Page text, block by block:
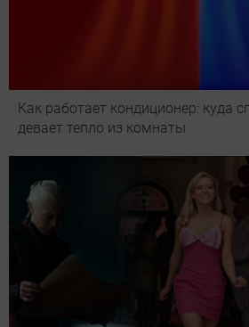
Как работает кондиционер: куда
девает тепло из комнаты